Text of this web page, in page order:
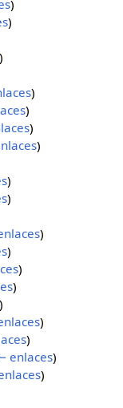
)
)
)
)
)
)
)
)
)
)
)
)
)
)
)
)
enlaces)
)